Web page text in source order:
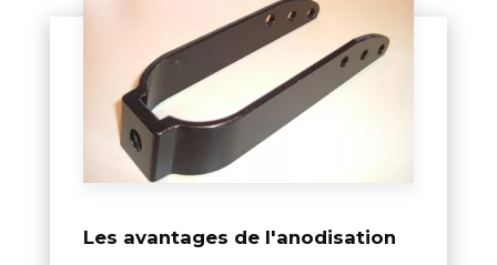
Les avantages de l'anodisation